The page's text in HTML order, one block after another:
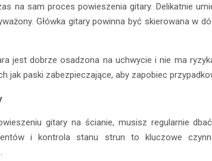
na sam proces powieszenia gitary. Delikatnie
Główka gitary powinna być skierowana w
jest dobrze osadzona na uchwycie i nie ma
jak paski zabezpieczające, aby zapobiec
gitary na ścianie, musisz regularnie
i kontrola stanu strun to kluczowe